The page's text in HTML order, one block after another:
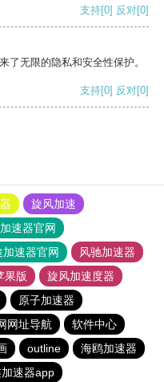
支持[0] 反对[0]
了无限的隐私和安全性保护。
支持[0] 反对[0]
旋风加速
速器官网
加速器官网
风驰加速器
果版
旋风加速度器
原子加速器
网址导航
软件中心
outline
海鸥加速器
速器app